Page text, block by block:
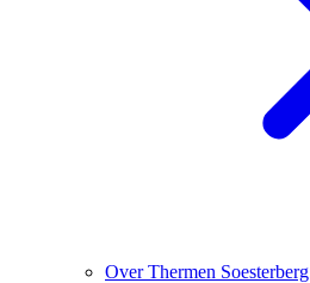
Over Thermen Soesterberg